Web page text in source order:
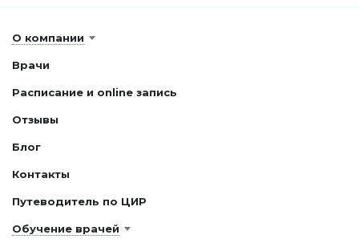
О компании
Врачи
Расписание и online запись
Отзывы
Блог
Контакты
Путеводитель по ЦИР
Обучение врачей